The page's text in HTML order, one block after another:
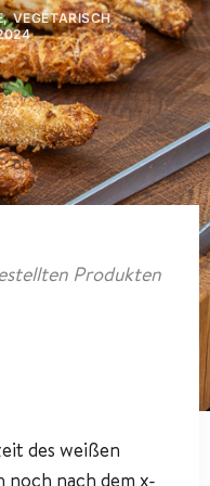
,VEGETARISCH
Produkten
des weißen
noch nach dem x-